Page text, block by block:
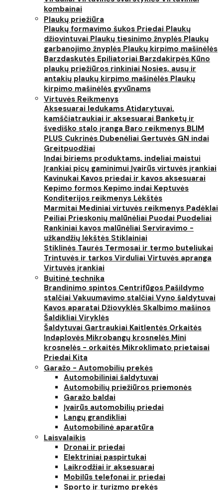
kombainai
Plaukų priežiūra
Plaukų formavimo šukos Priedai Plaukų
džiovintuvai Plaukų tiesinimo žnyplės Plaukų
garbanojimo žnyplės Plaukų kirpimo mašinėlės
Barzdaskutės Epiliatoriai Barzdakirpės Kūno
plaukų priežiūros rinkiniai Nosies, ausų ir
antakių plaukų kirpimo mašinėlės Plaukų
kirpimo mašinėlės gyvūnams
Virtuvės Reikmenys
Aksesuarai ledukams Atidarytuvai,
kamščiatraukiai ir aksesuarai Banketų ir
švediško stalo įranga Baro reikmenys BLIM
PLUS Cukrinės Dubenėliai Gertuvės GN indai
Greitpuodžiai
Indai biriems produktams, indeliai maistui
Įrankiai picų gaminimui Įvairūs virtuvės įrankiai
Kavinukai Kavos priedai ir kavos aksesuarai
Kepimo formos Kepimo indai Keptuvės
Konditerijos reikmenys Lėkštės
Marmitai Mediniai virtuvės reikmenys Padėklai
Peiliai Prieskonių malūnėliai Puodai Puodeliai
Rankiniai kavos malūnėliai Serviravimo -
užkandžių lėkštės Stiklainiai
Stiklinės Taurės Termosai ir termo buteliukai
Trintuvės ir tarkos Virduliai Virtuvės apranga
Virtuvės įrankiai
Buitinė technika
Brandinimo spintos Centrifūgos Pašildymo
stalčiai Vakuumavimo stalčiai Vyno šaldytuvai
Kavos aparatai Džiovyklės Skalbimo mašinos
Šaldikliai Viryklės
Šaldytuvai Gartraukiai Kaitlentės Orkaitės
Indaplovės Mikrobangų krosnelės Mini
krosnelės - orkaitės Mikroklimato prietaisai
Priedai Kita
Garažo - Automobilių prekės
Automobiliniai šaldytuvai
Automobilių priežiūros priemonės
Garažo baldai
Įvairūs automobilių priedai
Langų grandikliai
Automobilinė aparatūra
Laisvalaikis
Dronai ir priedai
Elektriniai paspirtukai
Laikrodžiai ir aksesuarai
Mobilūs telefonai ir priedai
Sporto ir turizmo prekės